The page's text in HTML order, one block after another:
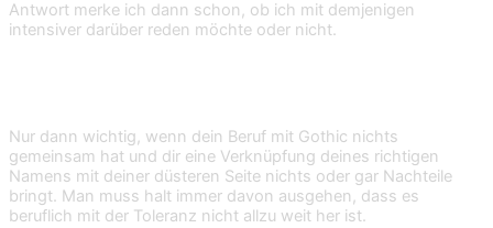
Antwort merke ich dann schon, ob ich mit demjenigen
intensiver darüber reden möchte oder nicht.
Nur dann wichtig, wenn dein Beruf mit Gothic nichts
gemeinsam hat und dir eine Verknüpfung deines richtigen
Namens mit deiner düsteren Seite nichts oder gar Nachteile
bringt. Man muss halt immer davon ausgehen, dass es
beruflich mit der Toleranz nicht allzu weit her ist.